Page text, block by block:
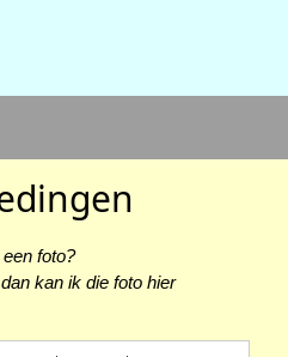
foto?
kan ik die foto hier